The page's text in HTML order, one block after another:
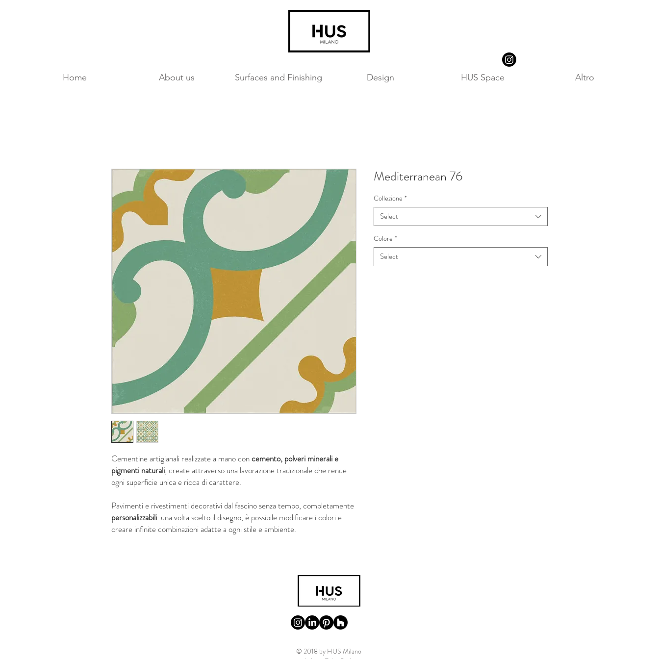
Home About us Surfaces and Finishing Design HUS Space Altro
Cementine artigianali realizzate a mano concemento, polveri minerali e
pigmenti naturali, create attraverso una lavorazione tradizionale che rende
ogni superficie unica e ricca di carattere.
Pavimenti e rivestimenti decorativi dal fascino senza tempo, completamente
personalizzabili: una volta scelto il disegno, è possibile modificare i colori e
creare infinite combinazioni adatte a ogni stile e ambiente.
Mediterranean 76
Collezione *
Select
Colore *
Select
© 2018 by HUS Milano